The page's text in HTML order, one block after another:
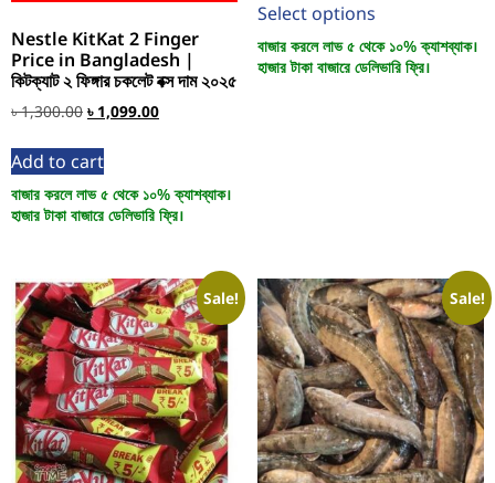
Nestle KitKat 2 Finger
Price in Bangladesh |
কিটক্যাট ২ ফিঙ্গার চকলেট বক্স দাম ২০২৫
৳1,300.00 ৳ 1,099.00
Add to cart
বাজার করলে লাভ ৫ থেকে ১০% ক্যাশব্যাক।
হাজার টাকা বাজারে ডেলিভারি ফ্রি।
Select options
বাজার করলে লাভ ৫ থেকে ১০% ক্যাশব্যাক।
হাজার টাকা বাজারে ডেলিভারি ফ্রি।
Sale! Sale!